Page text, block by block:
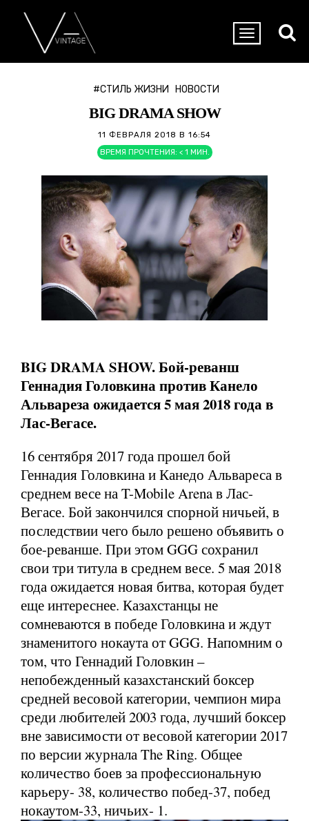
#СТИЛЬ ЖИЗНИ НОВОСТИ
BIG DRAMA SHOW
11 ФЕВРАЛЯ 2018 В 16:54
ВРЕМЯ ПРОЧТЕНИЯ: < 1 МИН.
BIG DRAMA SHOW. Бой-реванш
Геннадия Головкина против Канело
Альвареза ожидается 5 мая 2018 года в
Лас-Вегасе.
16 сентября 2017 года прошел бой
Геннадия Головкина и Канедо Альвареса в
среднем весе на T-Mobile Arena в Лас-
Вегасе. Бой закончился спорной ничьей, в
последствии чего было решено объявить о
бое-реванше. При этом GGG сохранил
свои три титула в среднем весе. 5 мая 2018
года ожидается новая битва, которая будет
еще интереснее. Казахстанцы не
сомневаются в победе Головкина и ждут
знаменитого нокаута от GGG. Напомним о
том, что Геннадий Головкин –
непобежденный казахстанский боксер
средней весовой категории, чемпион мира
среди любителей 2003 года, лучший боксер
вне зависимости от весовой категории 2017
по версии журнала The Ring. Общее
количество боев за профессиональную
карьеру- 38, количество побед-37, побед
нокаутом-33, ничьих- 1.